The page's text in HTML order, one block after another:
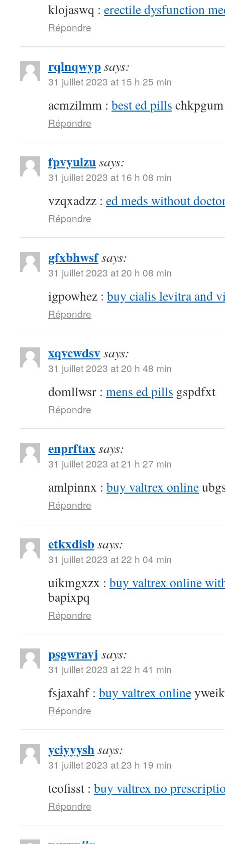
klojaswq : erectile dysfunction
Répondre
rqlnqwypsays:
31 juillet 2023 at 15 h 25 min
acmzilmm : best ed pills chkpgum
Répondre
fpvyulzusays:
31 juillet 2023 at 16 h 08 min
vzqxadzz : ed meds without
Répondre
gfxbhwsfsays:
31 juillet 2023 at 20 h 08 min
igpowhez : buy cialis levitra and
Répondre
xqvcwdsvsays:
31 juillet 2023 at 20 h 48 min
domllwsr : mens ed pills gspdfxt
Répondre
enprftaxsays:
31 juillet 2023 at 21 h 27 min
amlpinnx : buy valtrex online
Répondre
etkxdisbsays:
31 juillet 2023 at 22 h 04 min
uikmgxzx : buy valtrex online
bapixpq
Répondre
psgwravj says:
31 juillet 2023 at 22 h 41 min
fsjaxahf : buy valtrex online
Répondre
yciyyyshsays:
31 juillet 2023 at 23 h 19 min
teofisst : buy valtrex no
Répondre